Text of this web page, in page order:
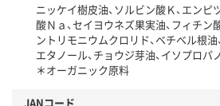
ニッケイ樹皮油、ソルビン酸Ｋ、エンピ
酸Ｎａ、セイヨウネズ果実油、フィチン
ントリモニウムクロリド、ベチベル根油
エタノール、チョウジ芽油、イソプロパ
＊オーガニック原料
JANコード